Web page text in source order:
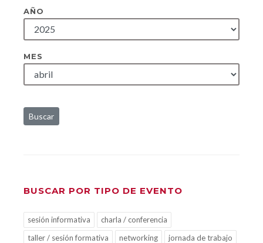
AÑO
MES
Buscar
BUSCAR POR TIPO DE EVENTO
sesión informativa
charla / conferencia
taller / sesión formativa
networking
jornada de trabajo